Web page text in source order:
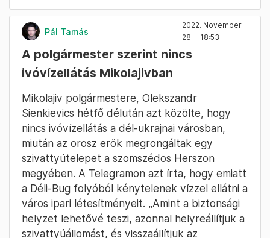
Pál Tamás
2022. November
28. – 18:53
A polgármester szerint nincs
ivóvízellátás Mikolajivban
Mikolajiv polgármestere, Olekszandr
Sienkievics hétfő délután azt közölte, hogy
nincs ivóvízellátás a dél-ukrajnai városban,
miután az orosz erők megrongáltak egy
szivattyútelepet a szomszédos Herszon
megyében. A Telegramon azt írta, hogy emiatt
a Déli-Bug folyóból kénytelenek vízzel ellátni a
város ipari létesítményeit. „Amint a biztonsági
helyzet lehetővé teszi, azonnal helyreállítjuk a
szivattyúállomást, és visszaállítjuk az